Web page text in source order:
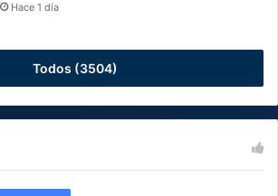
Hace 1 día
Todos (3504)